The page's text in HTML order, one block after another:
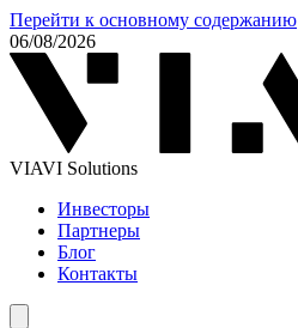
Перейти к основному содержанию
06/08/2026
VIAVI Solutions
Инвесторы
Партнеры
Блог
Контакты